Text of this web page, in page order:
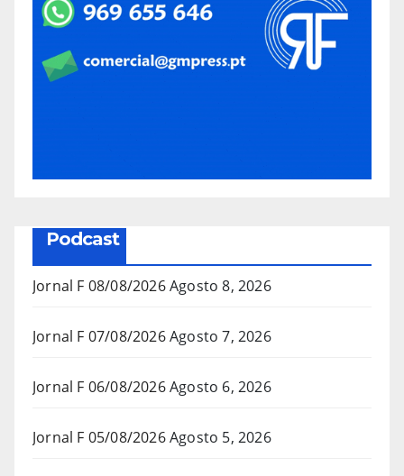
Podcast
Jornal F 08/08/2026Agosto 8, 2026
Jornal F 07/08/2026Agosto 7, 2026
Jornal F 06/08/2026Agosto 6, 2026
Jornal F 05/08/2026Agosto 5, 2026